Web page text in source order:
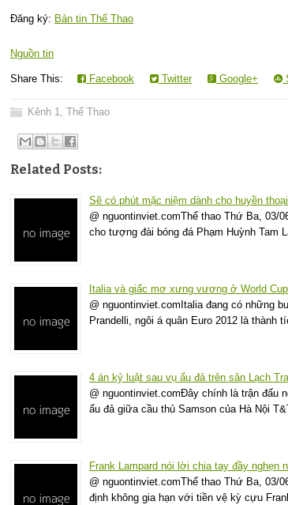
Đăng ký: Bản tin Thể Thao
Nguồn tin
Share This: Facebook Twitter Google+
Kênh 1, Thể Thao
Related Posts:
Sẽ có phút mặc niệm dành cho huyền
@ nguontinviet.comThể thao Thứ Ba, 03/
cho tượng đài bóng đá Phạm Huỳnh Tam
Italia và giấc mơ xưng vương ở World
@ nguontinviet.comItalia đang có những
Prandelli, ngôi á quân Euro 2012 là thành
4 án kỷ luật sau vụ ẩu đả trên sân Lạch
@ nguontinviet.comĐây chính là trận đấu
ẩu đả giữa cầu thủ Samson của Hà Nội
Frank Lampard nói lời chia tay đầy nghẹn
@ nguontinviet.comThể thao Thứ Ba, 03/
định không gia hạn với tiền vệ kỳ cựu